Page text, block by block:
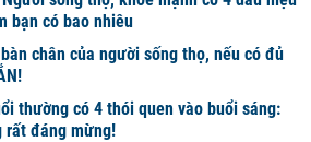
bạn có bao nhiêu
chân của người sống thọ, nếu có đủ
thường có 4 thói quen vào buổi sáng:
rất đáng mừng!